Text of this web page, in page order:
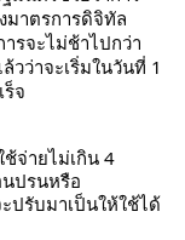
มาตรการดิจิทัล
รจะไม่ช้าไปกว่า
ว่าจะเริ่มในวันที่ 1
จ
จ่ายไม่เกิน 4
ปรนหรือ
ปรับมาเป็นให้ใช้ได้